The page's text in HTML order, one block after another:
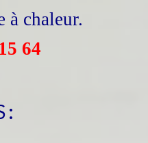
à chaleur.
64
: